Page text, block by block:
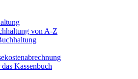
von A-Z
Kassenbuch